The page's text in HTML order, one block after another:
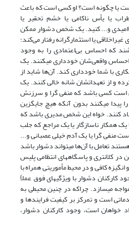
چگونه است؟ او کسی است که باعث
یا یأس ناکامی یا خشم تحقیر یا
و... کنید. یک شخص دشوار ممکن
یا استثمارگرانه رفتار می‌کند؛
که احساس بی‌اعتمادی را به وجود
احساس واقعی‌شان خودداری می­کنند. یک
با شما خودداری کند. آن‌ها شاید از
و از تعهداتشان شانه خالی کنند. یک
کسی باشد که منفی گرا و سرزنش
پیدا می­کنند بدون آنکه هیچ جایگزین
کنند. خواه این شخص مدیری باشد که
یک همکار ناسازگار یا یک مراجع که جلب
گرا یا یک آدم خیلی عصبانی و...
تعامل با آن‌ها می­تواند دشوار باشد
بنابراین در کلانتری و پاسگاه­های انتظامی پلیس
کافی و در محیط مأموریتی همراه با
کارکنان دشوار با ویژگی­های فوق عملاً
می­سازد. چراکه در چنین محیطی به
است و تمرکز بر کیفیت فرایندها و
خواهان است، وجود کارکنان دشوار،